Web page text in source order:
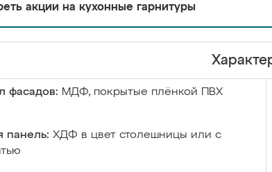
акции на кухонные гарнитуры
фасадов: МДФ, покрытые плёнкой ПВХ
панель: ХДФ в цвет столешницы или с